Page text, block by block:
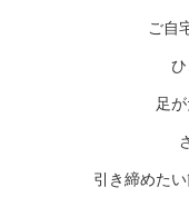
ご自
ひ
足
引き締めた